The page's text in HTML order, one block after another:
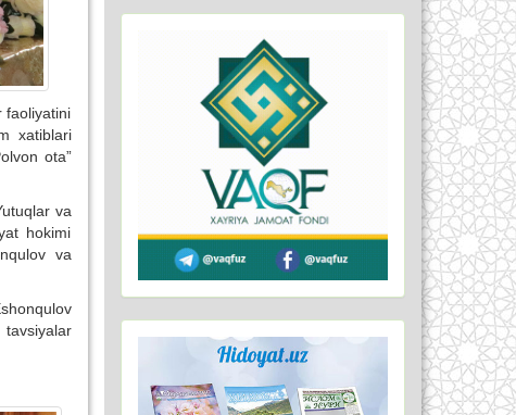
faoliyatini
xatiblari
ota”
va
hokimi
va
tavsiyalar